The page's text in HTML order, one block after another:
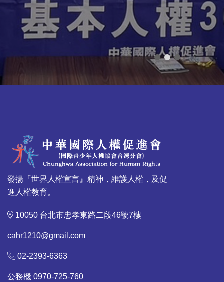
發揚『世界人權宣言』精神，維護人權，及促
進人權教育。
10050 台北市忠孝東路二段46號7樓
cahr1210@gmail.com
02-2393-6363
公務機 0970-725-760